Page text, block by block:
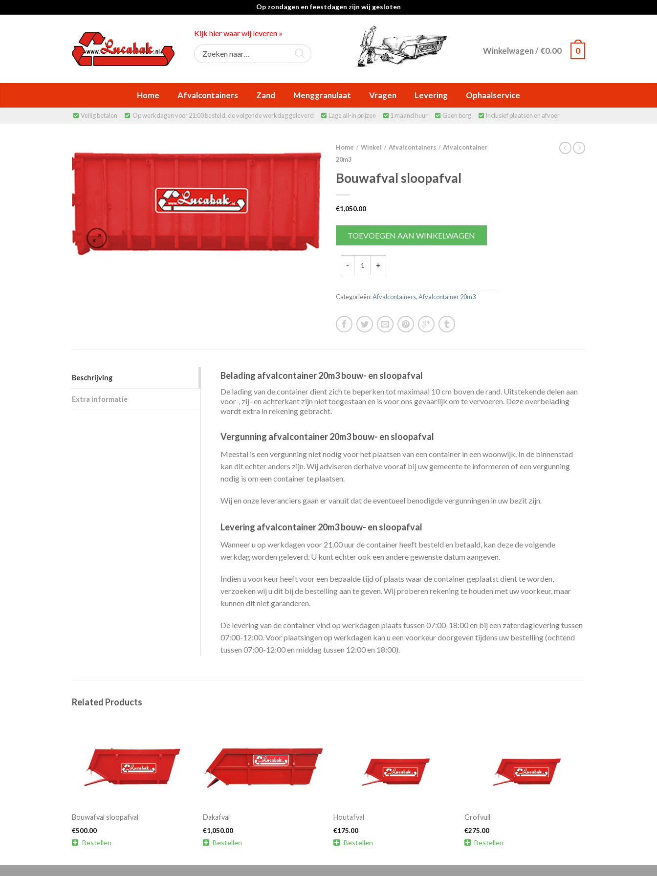
Op zondagen en feestdagen zijn wij gesloten
Kijk hier waar wij leveren »
Winkelwagen/€0.00 0
Home Afvalcontainers Zand Menggranulaat Vragen Levering Ophaalservice
 Veilig betalen  Op werkdagen voor 21:00 besteld, de volgende werkdag geleverd  Lage all-in prijzen  1 maand huur  Geen borg  Inclusief plaatsen en afvoer
Home / Winkel / Afvalcontainers / Afvalcontainer
20m3
Bouwafval sloopafval
€1,050.00
TOEVOEGEN AAN WINKELWAGEN
Categorieën:Afvalcontainers,Afvalcontainer 20m3
Beschrijving
Extra informatie
Belading afvalcontainer 20m3 bouw- en sloopafval
De lading van de container dient zich te beperken tot maximaal 10 cm boven de rand. Uitstekende delen aan
voor-, zij- en achterkant zijn niet toegestaan en is voor ons gevaarlijk om te vervoeren. Deze overbelading
wordt extra in rekening gebracht.
Vergunning afvalcontainer 20m3 bouw- en sloopafval
Meestal is een vergunning niet nodig voor het plaatsen van een container in een woonwijk. In de binnenstad
kan dit echter anders zijn. Wij adviseren derhalve vooraf bij uw gemeente te informeren of een vergunning
nodig is om een container te plaatsen.
Wij en onze leveranciers gaan er vanuit dat de eventueel benodigde vergunningen in uw bezit zijn.
Levering afvalcontainer 20m3 bouw- en sloopafval
Wanneer u op werkdagen voor 21.00 uur de container heeft besteld en betaald, kan deze de volgende
werkdag worden geleverd. U kunt echter ook een andere gewenste datum aangeven.
Indien u voorkeur heeft voor een bepaalde tijd of plaats waar de container geplaatst dient te worden,
verzoeken wij u dit bij de bestelling aan te geven. Wij proberen rekening te houden met uw voorkeur, maar
kunnen dit niet garanderen.
De levering van de container vind op werkdagen plaats tussen 07:00-18:00 en bij een zaterdaglevering tussen
07:00-12:00. Voor plaatsingen op werkdagen kan u een voorkeur doorgeven tijdens uw bestelling (ochtend
tussen 07:00-12:00 en middag tussen 12:00 en 18:00).
Related Products
Bouwafval sloopafval
€500.00
 Bestellen
Dakafval
€1,050.00
 Bestellen
Houtafval
€175.00
 Bestellen
Grofvuil
€275.00
 Bestellen